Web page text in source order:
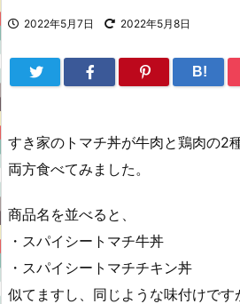
2022年5月7日 2022年5月8日
B!
すき家のトマチ丼が牛肉と鶏肉の2
両方食べてみました。
商品名を並べると、
・スパイシートマチ牛丼
・スパイシートマチチキン丼
似てますし、同じような味付けです